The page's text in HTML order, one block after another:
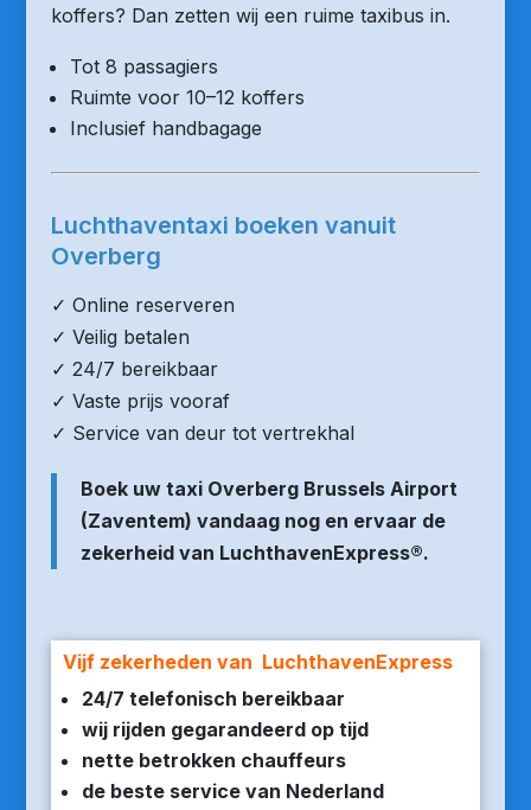
koffers? Dan zetten wij een ruime taxibus in.
Tot 8 passagiers
Ruimte voor 10–12 koffers
Inclusief handbagage
Luchthaventaxi boeken vanuit
Overberg
✓ Online reserveren
✓ Veilig betalen
✓ 24/7 bereikbaar
✓ Vaste prijs vooraf
✓ Service van deur tot vertrekhal
Boek uw taxi Overberg Brussels Airport
(Zaventem) vandaag nog en ervaar de
zekerheid van LuchthavenExpress®.
Vijf zekerheden van LuchthavenExpress
24/7 telefonisch bereikbaar
wij rijden gegarandeerd op tijd
nette betrokken chauffeurs
de beste service van Nederland